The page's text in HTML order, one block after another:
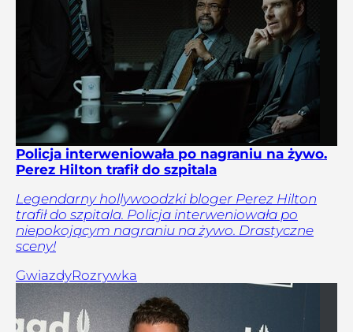
Policja interweniowała po nagraniu na żywo.
Perez Hilton trafił do szpitala
Legendarny hollywoodzki bloger Perez Hilton
trafił do szpitala. Policja interweniowała po
niepokojącym nagraniu na żywo. Drastyczne
sceny!
GwiazdyRozrywka